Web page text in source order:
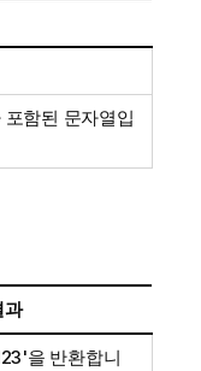
포함된 문자열입
과
을 반환합니